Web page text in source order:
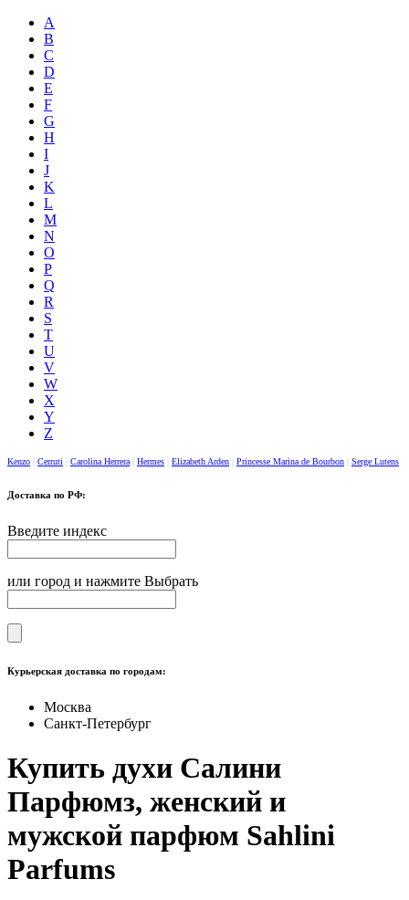
A
B
C
D
E
F
G
H
I
J
K
L
M
N
O
P
Q
R
S
T
U
V
W
X
Y
Z
Kenzo Cerruti Carolina Herrera Hermes Elizabeth Arden Princesse Marina de Bourbon Serge Lutens
Доставка по РФ:
Введите индекс
или город и нажмите Выбрать
Курьерская доставка по городам:
Москва
Санкт-Петербург
Купить духи Салини
Парфюмз, женский и
мужской парфюм Sahlini
Parfums